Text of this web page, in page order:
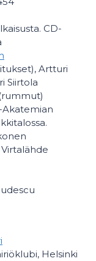
CD-
Artturi
Siirtola
Akatemian
Helsinki